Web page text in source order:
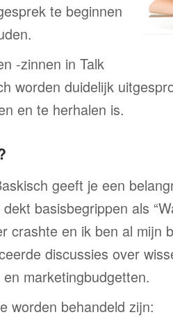
te beginnen
-zinnen in Talk
worden duidelijk
en te herhalen is.
geeft je een
basisbegrippen als
crashte en ik ben al mijn
discussies over
marketingbudgetten.
worden behandeld zijn: